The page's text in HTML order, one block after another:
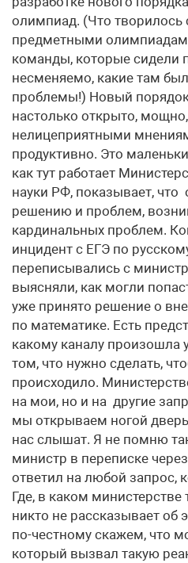
олимпиад. (Что творилось
предметными
команды, которые сидели
несменяемо, какие там
проблемы!) Новый
настолько открыто,
нелицеприятными
продуктивно. Это
как тут работает
науки РФ, показывает, что
решению и проблем,
кардинальных проблем.
инцидент с ЕГЭ по
переписывались с
выясняли, как могли
уже принято решение о
по математике. Есть
какому каналу произошла
том, что нужно сделать,
происходило.
на мои, но и на другие
мы открываем ногой
нас слышат. Я не помню
министр в переписке
ответил на любой запрос,
Где, в каком
никто не рассказывает
по-честному скажем, что
который вызвал такую